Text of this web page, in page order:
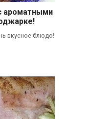
ароматными
вкусное блюдо!